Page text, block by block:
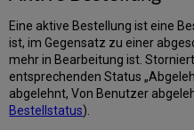
(Move
Request
Details)
Digitalisierungsanfrage-
Details
(Digitization
Eine aktive Bestellung ist eine
ist, im Gegensatz zu einer
mehr in Bearbeitung ist.
entsprechenden Status
abgelehnt, Von Benutzer
Bestellstatus).